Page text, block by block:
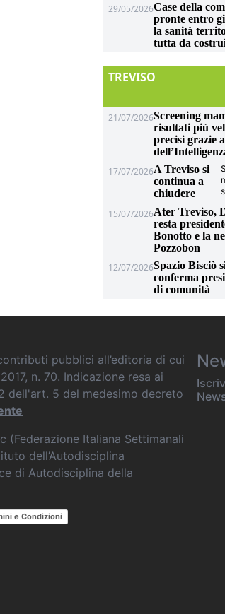
29/05/2026Case della
pronte entro
la sanità
tutta da
TREVISO
21/07/2026Screening
risultati più
precisi grazie
17/07/2026A Treviso si
continua a
chiudere
15/07/2026Ater Treviso,
resta
Bonotto e la
Pozzobon
12/07/2026Spazio Bisciò
conferma
di comunità
pubblici all’editoria di cui
n. 70. Indicazione resa ai
dell'art. 5 del medesimo decreto
(Federazione Italiana Settimanali
dell’Autodisciplina
di Autodisciplina della
e Condizioni